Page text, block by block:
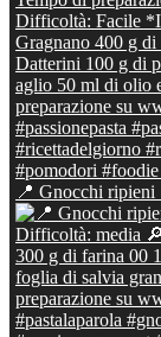
📍 Gnocchi